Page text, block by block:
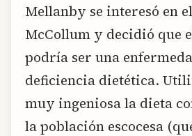
Mellanby se interesó en
McCollum y decidió que
podría ser una
deficiencia dietética.
muy ingeniosa la dieta
la población escocesa